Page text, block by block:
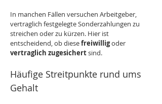
In manchen Fällen versuchen Arbeitgeber,
vertraglich festgelegte Sonderzahlungen zu
streichen oder zu kürzen. Hier ist
entscheidend, ob diese freiwillig oder
vertraglich zugesichert sind.
Häufige Streitpunkte rund ums
Gehalt